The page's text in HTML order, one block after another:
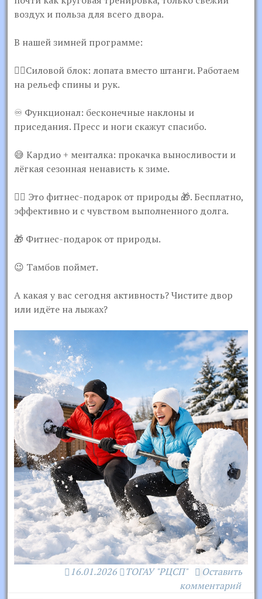
воздух и польза для всего двора.
В нашей зимней программе:
🏋‍♀Силовой блок: лопата вместо штанги. Работаем
на рельеф спины и рук.
♾ Функционал: бесконечные наклоны и
приседания. Пресс и ноги скажут спасибо.
😅 Кардио + менталка: прокачка выносливости и
лёгкая сезонная ненависть к зиме.
🏋‍♂ Это фитнес-подарок от природы 🎁. Бесплатно,
эффективно и с чувством выполненного долга.
🎁 Фитнес-подарок от природы.
😉 Тамбов поймет.
А какая у вас сегодня активность? Чистите двор
или идёте на лыжах?
16.01.2026 ТОГАУ "РЦСП"
Оставить
комментарий